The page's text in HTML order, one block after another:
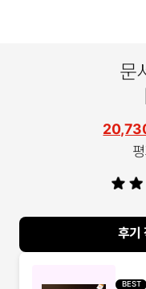
문
후기
BEST